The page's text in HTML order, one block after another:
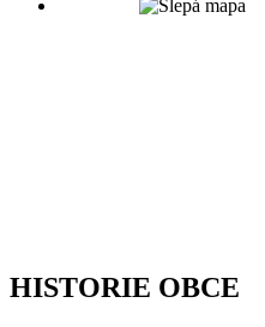
HISTORIE OBCE